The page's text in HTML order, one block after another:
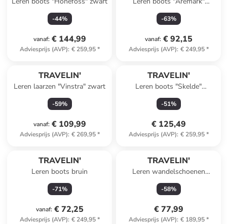
-44%
vanaf: € 144,99
Adviesprijs (AVP): € 259,95*
bruin/lichtbruin
-63%
vanaf: € 92,15
Adviesprijs (AVP): € 249,95*
TRAVELIN'
Leren laarzen "Vinstra" zwart
-59%
vanaf: € 109,99
Adviesprijs (AVP): € 269,95*
TRAVELIN'
Leren boots "Skelde"
lichtbruin
-51%
€ 125,49
Adviesprijs (AVP): € 259,95*
TRAVELIN'
Leren boots bruin
-71%
vanaf: € 72,25
Adviesprijs (AVP): € 249,95*
TRAVELIN'
Leren wandelschoenen
"Kittila" blauw/beige
-58%
€ 77,99
Adviesprijs (AVP): € 189,95*